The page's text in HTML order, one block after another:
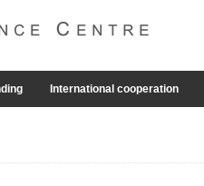
International cooperation